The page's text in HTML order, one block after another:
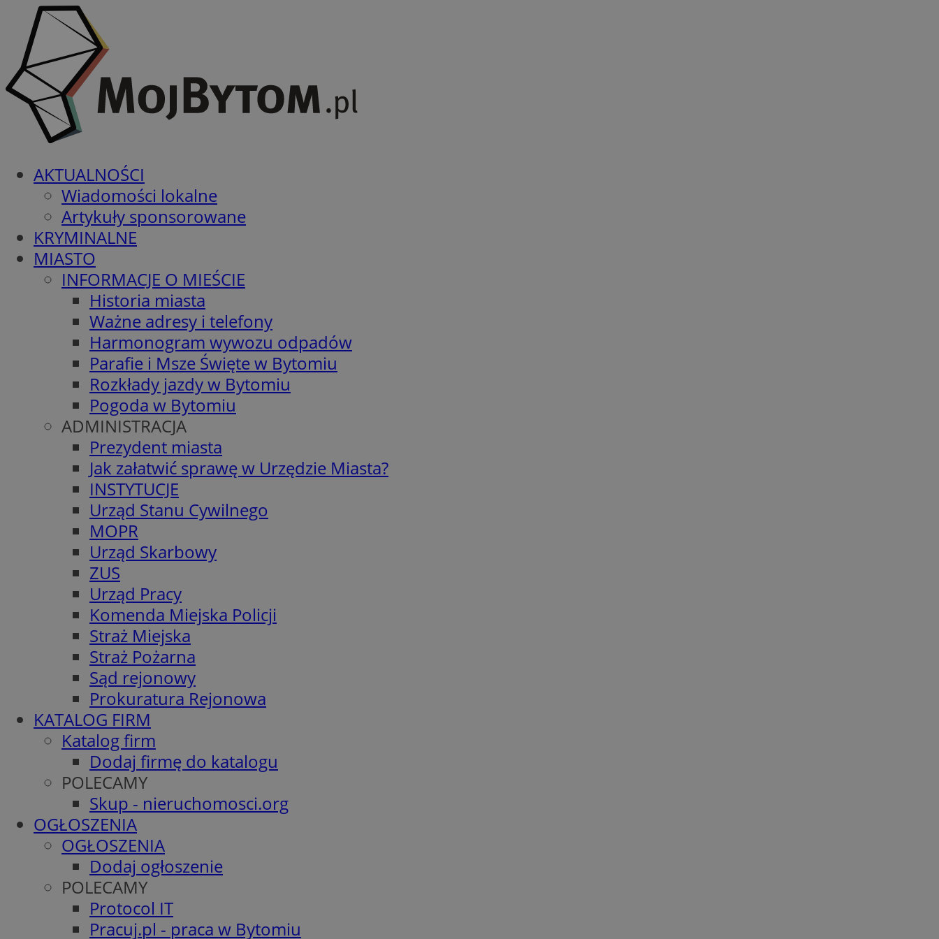
AKTUALNOŚCI
Wiadomości lokalne
Artykuły sponsorowane
KRYMINALNE
MIASTO
INFORMACJE O MIEŚCIE
Historia miasta
Ważne adresy i telefony
Harmonogram wywozu odpadów
Parafie i Msze Święte w Bytomiu
Rozkłady jazdy w Bytomiu
Pogoda w Bytomiu
ADMINISTRACJA
Prezydent miasta
Jak załatwić sprawę w Urzędzie Miasta?
INSTYTUCJE
Urząd Stanu Cywilnego
MOPR
Urząd Skarbowy
ZUS
Urząd Pracy
Komenda Miejska Policji
Straż Miejska
Straż Pożarna
Sąd rejonowy
Prokuratura Rejonowa
KATALOG FIRM
Katalog firm
Dodaj firmę do katalogu
POLECAMY
Skup - nieruchomosci.org
OGŁOSZENIA
OGŁOSZENIA
Dodaj ogłoszenie
POLECAMY
Protocol IT
Pracuj.pl - praca w Bytomiu